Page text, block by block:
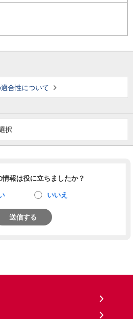
合性について
択
情報は役に立ちましたか？
いいえ
送信する